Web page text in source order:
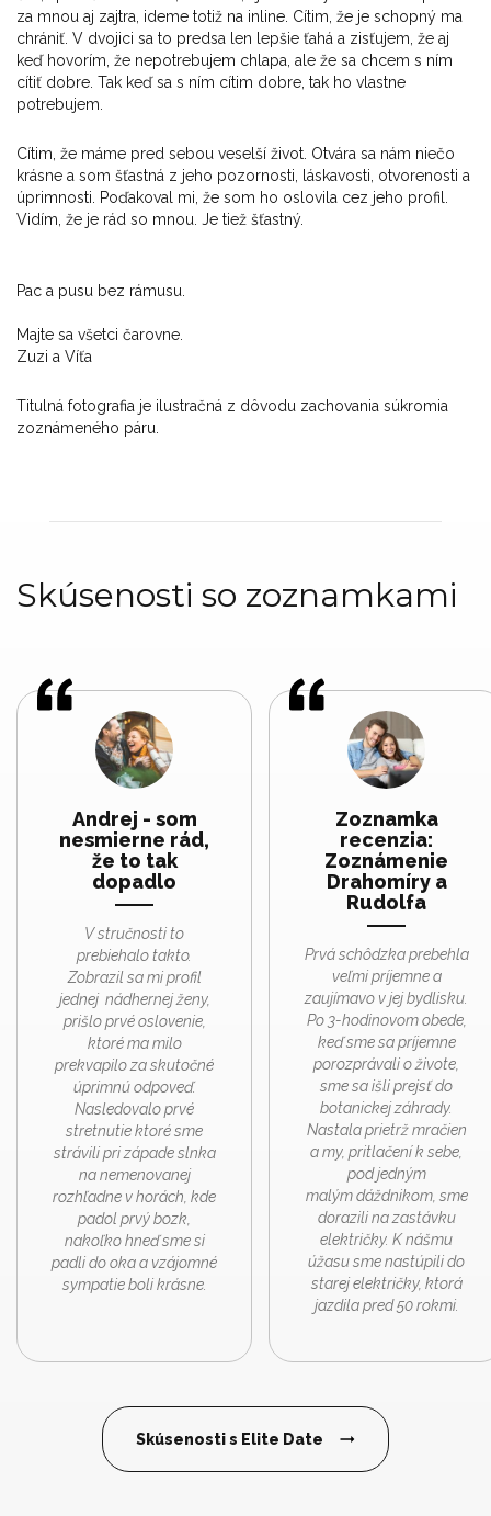
za mnou aj zajtra, ideme totiž na inline. Cítim, že je schopný ma
chrániť. V dvojici sa to predsa len lepšie ťahá a zisťujem, že aj
keď hovorím, že nepotrebujem chlapa, ale že sa chcem s ním
cítiť dobre. Tak keď sa s ním cítim dobre, tak ho vlastne
potrebujem.
Cítim, že máme pred sebou veselší život. Otvára sa nám niečo
krásne a som šťastná z jeho pozornosti, láskavosti, otvorenosti a
úprimnosti. Poďakoval mi, že som ho oslovila cez jeho profil.
Vidím, že je rád so mnou. Je tiež šťastný.
Pac a pusu bez rámusu.
Majte sa všetci čarovne.
Zuzi a Víťa
Titulná fotografia je ilustračná z dôvodu zachovania súkromia
zoznámeného páru.
Skúsenosti so zoznamkami
Andrej - som
nesmierne rád,
že to tak
dopadlo
V stručnosti to
prebiehalo takto.
Zobrazil sa mi profil
jednej nádhernej ženy,
prišlo prvé oslovenie,
ktoré ma milo
prekvapilo za skutočné
úprimnú odpoveď.
Nasledovalo prvé
stretnutie ktoré sme
strávili pri západe slnka
na nemenovanej
rozhľadne v horách, kde
padol prvý bozk,
nakoľko hneď sme si
padli do oka a vzájomné
sympatie boli krásne.
Zoznamka
recenzia:
Zoznámenie
Drahomíry a
Rudolfa
Prvá schôdzka prebehla
veľmi príjemne a
zaujímavo v jej bydlisku.
Po 3-hodinovom obede,
keď sme sa príjemne
porozprávali o živote,
sme sa išli prejsť do
botanickej záhrady.
Nastala prietrž mračien
a my, pritlačení k sebe,
pod jedným
malým dáždnikom, sme
dorazili na zastávku
električky. K nášmu
úžasu sme nastúpili do
starej električky, ktorá
jazdila pred 50 rokmi.
Skúsenosti s Elite Date